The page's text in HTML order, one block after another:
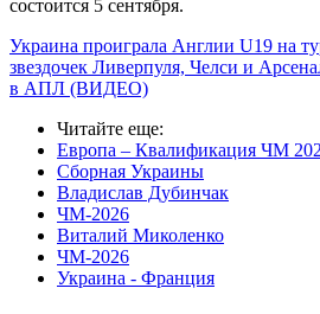
состоится 5 сентября.
Украина проиграла Англии U19 на
звездочек Ливерпуля, Челси и
в АПЛ (ВИДЕО)
Читайте еще:
Европа – Квалификация ЧМ
Сборная Украины
Владислав Дубинчак
ЧМ-2026
Виталий Миколенко
ЧМ-2026
Украина - Франция